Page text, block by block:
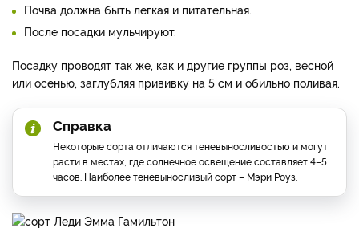
Почва должна быть легкая и питательная.
После посадки мульчируют.
Посадку проводят так же, как и другие группы роз, весной
или осенью, заглубляя прививку на 5 см и обильно поливая.
Справка
Некоторые сорта отличаются теневыносливостью и могут
расти в местах, где солнечное освещение составляет 4–5
часов. Наиболее теневыносливый сорт – Мэри Роуз.